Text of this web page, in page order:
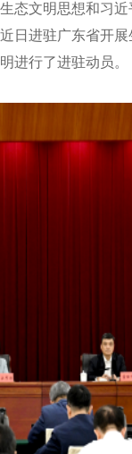
态文明思想和习近
日进驻广东省开展
进行了进驻动员。